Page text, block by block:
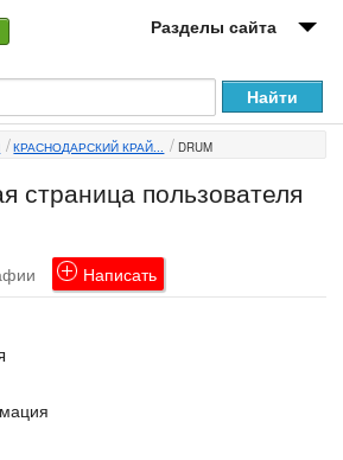
Разделы сайта
КРАСНОДАРСКИЙ КРАЙ... DRUM
страница пользователя
Написать